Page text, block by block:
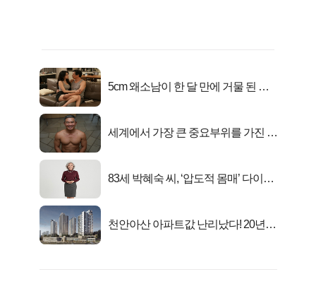
5cm 왜소남이 한 달 만에 거물 된 사
세계에서 가장 큰 중요부위를 가진 남
83세 박혜숙 씨, ‘압도적 몸매’ 다이어
천안아산 아파트값 난리났다! 20년